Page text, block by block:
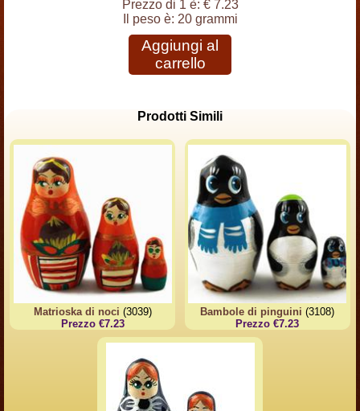
Prezzo di 1 è: € 7.23
Il peso è: 20 grammi
Aggiungi al
carrello
Prodotti Simili
Matrioska di noci (3039)
Prezzo €7.23
Bambole di pinguini (3108)
Prezzo €7.23